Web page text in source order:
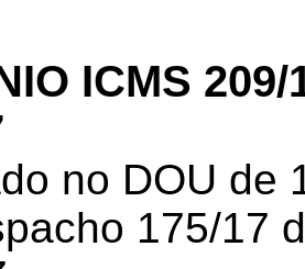
ICMS
no DOU de
175/17